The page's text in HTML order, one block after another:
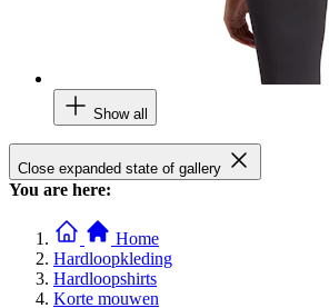
Show all
Close expanded state of gallery
You are here:
Home
Hardloopkleding
Hardloopshirts
Korte mouwen